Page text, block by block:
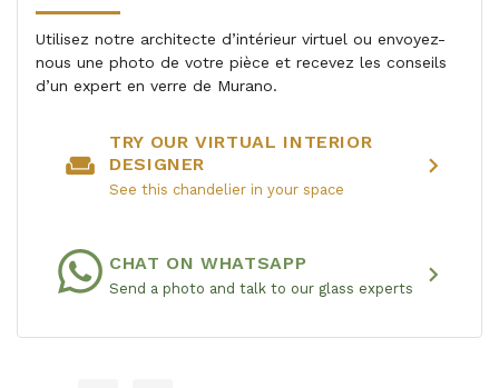
Utilisez notre architecte d’intérieur virtuel ou envoyez-
nous une photo de votre pièce et recevez les conseils
d’un expert en verre de Murano.
weekend
TRY OUR VIRTUAL INTERIOR
DESIGNER
See this chandelier in your space
chevron_right
CHAT ON WHATSAPP
Send a photo and talk to our glass experts chevron_right